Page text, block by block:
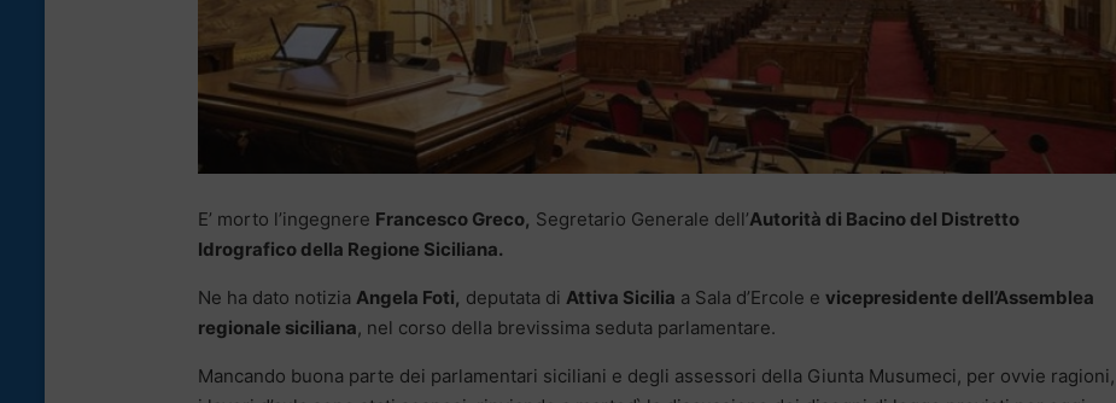
E’ morto l’ingegnere Francesco Greco, Segretario Generale dell’Autorità di Bacino del Distretto
Idrografico della Regione Siciliana.
Ne ha dato notizia Angela Foti, deputata di Attiva Sicilia a Sala d’Ercole e vicepresidente dell’Assemblea
regionale siciliana, nel corso della brevissima seduta parlamentare.
Mancando buona parte dei parlamentari siciliani e degli assessori della Giunta Musumeci, per ovvie ragioni,